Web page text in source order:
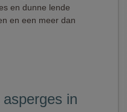
en dunne lende
en een meer dan
in